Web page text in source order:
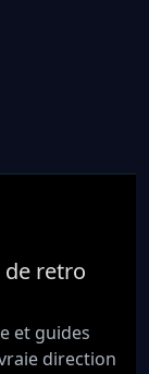
de retro
et guides
direction